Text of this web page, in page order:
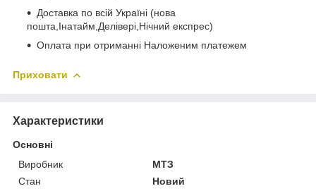
Доставка по всій Україні (нова
пошта,Інатайм,Делівері,Нічний експрес)
Оплата при отриманні Наложеним платежем
Приховати
Характеристики
Основні
Виробник
МТЗ
Стан
Новий